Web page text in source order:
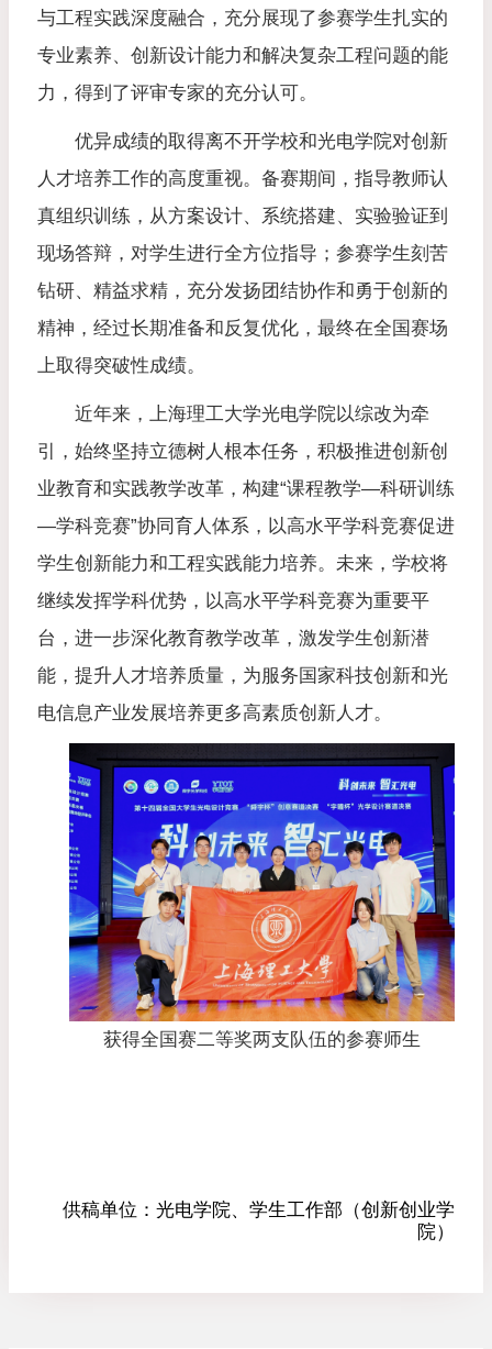
与工程实践深度融合，充分展现了参赛学生扎实的
专业素养、创新设计能力和解决复杂工程问题的能
力，得到了评审专家的充分认可。
优异成绩的取得离不开学校和光电学院对创新
人才培养工作的高度重视。备赛期间，指导教师认
真组织训练，从方案设计、系统搭建、实验验证到
现场答辩，对学生进行全方位指导；参赛学生刻苦
钻研、精益求精，充分发扬团结协作和勇于创新的
精神，经过长期准备和反复优化，最终在全国赛场
上取得突破性成绩。
近年来，上海理工大学光电学院以综改为牵
引，始终坚持立德树人根本任务，积极推进创新创
业教育和实践教学改革，构建“课程教学—科研训练
—学科竞赛”协同育人体系，以高水平学科竞赛促进
学生创新能力和工程实践能力培养。未来，学校将
继续发挥学科优势，以高水平学科竞赛为重要平
台，进一步深化教育教学改革，激发学生创新潜
能，提升人才培养质量，为服务国家科技创新和光
电信息产业发展培养更多高素质创新人才。
获得全国赛二等奖两支队伍的参赛师生
供稿单位： 光电学院、学生工作部（创新创业学
院）